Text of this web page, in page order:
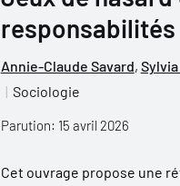
Annie-Claude Savard,
Sociologie
Parution: 15 avril 2026
Cet ouvrage propose une